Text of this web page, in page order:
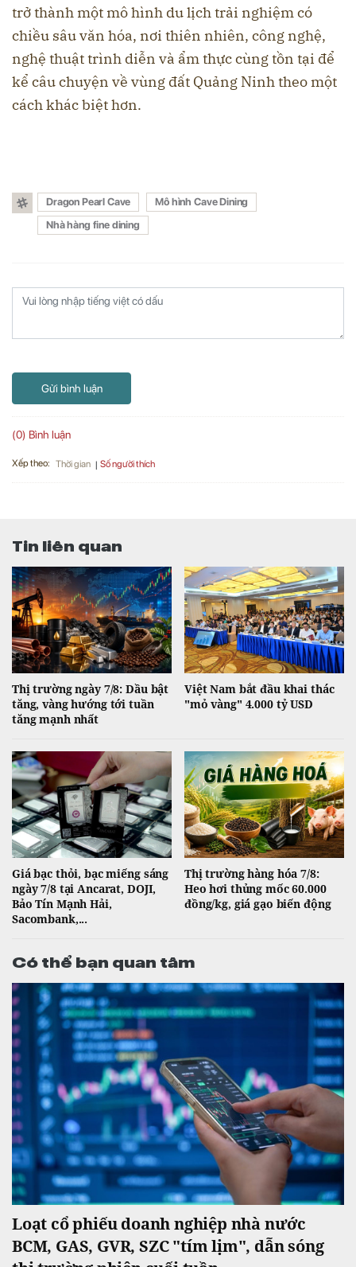
trở thành một mô hình du lịch trải nghiệm có
chiều sâu văn hóa, nơi thiên nhiên, công nghệ,
nghệ thuật trình diễn và ẩm thực cùng tồn tại để
kể câu chuyện về vùng đất Quảng Ninh theo một
cách khác biệt hơn.
Dragon Pearl Cave
Mô hình Cave Dining
Nhà hàng fine dining
Gửi bình luận
(0) Bình luận
Xếp theo: Thời gian Số người thích
Tin liên quan
Thị trường ngày 7/8: Dầu bật
tăng, vàng hướng tới tuần
tăng mạnh nhất
Việt Nam bắt đầu khai thác
"mỏ vàng" 4.000 tỷ USD
Giá bạc thỏi, bạc miếng sáng
ngày 7/8 tại Ancarat, DOJI,
Bảo Tín Mạnh Hải,
Sacombank,...
Thị trường hàng hóa 7/8:
Heo hơi thủng mốc 60.000
đồng/kg, giá gạo biến động
Có thể bạn quan tâm
Loạt cổ phiếu doanh nghiệp nhà nước
BCM, GAS, GVR, SZC "tím lịm", dẫn sóng